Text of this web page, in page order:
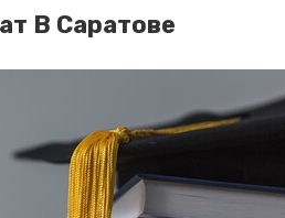
В Саратове